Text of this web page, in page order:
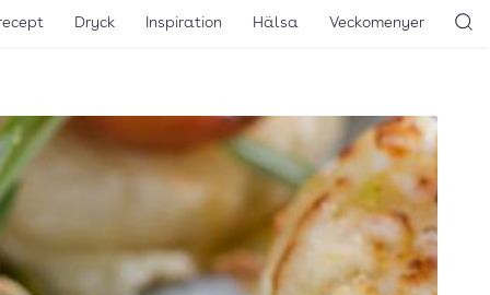
Dryck Inspiration Hälsa Veckomenyer